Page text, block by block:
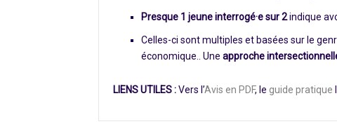
Presque 1 jeune interrogé·e sur 2indique
Celles-ci sont multiples et basées sur le
économique.. Une approche
LIENS UTILES :Vers l’Avis en PDF, le guide pratique